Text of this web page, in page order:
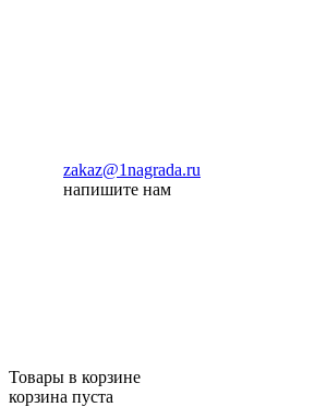
zakaz@1nagrada.ru
напишите нам
Товары в корзине
корзина пуста